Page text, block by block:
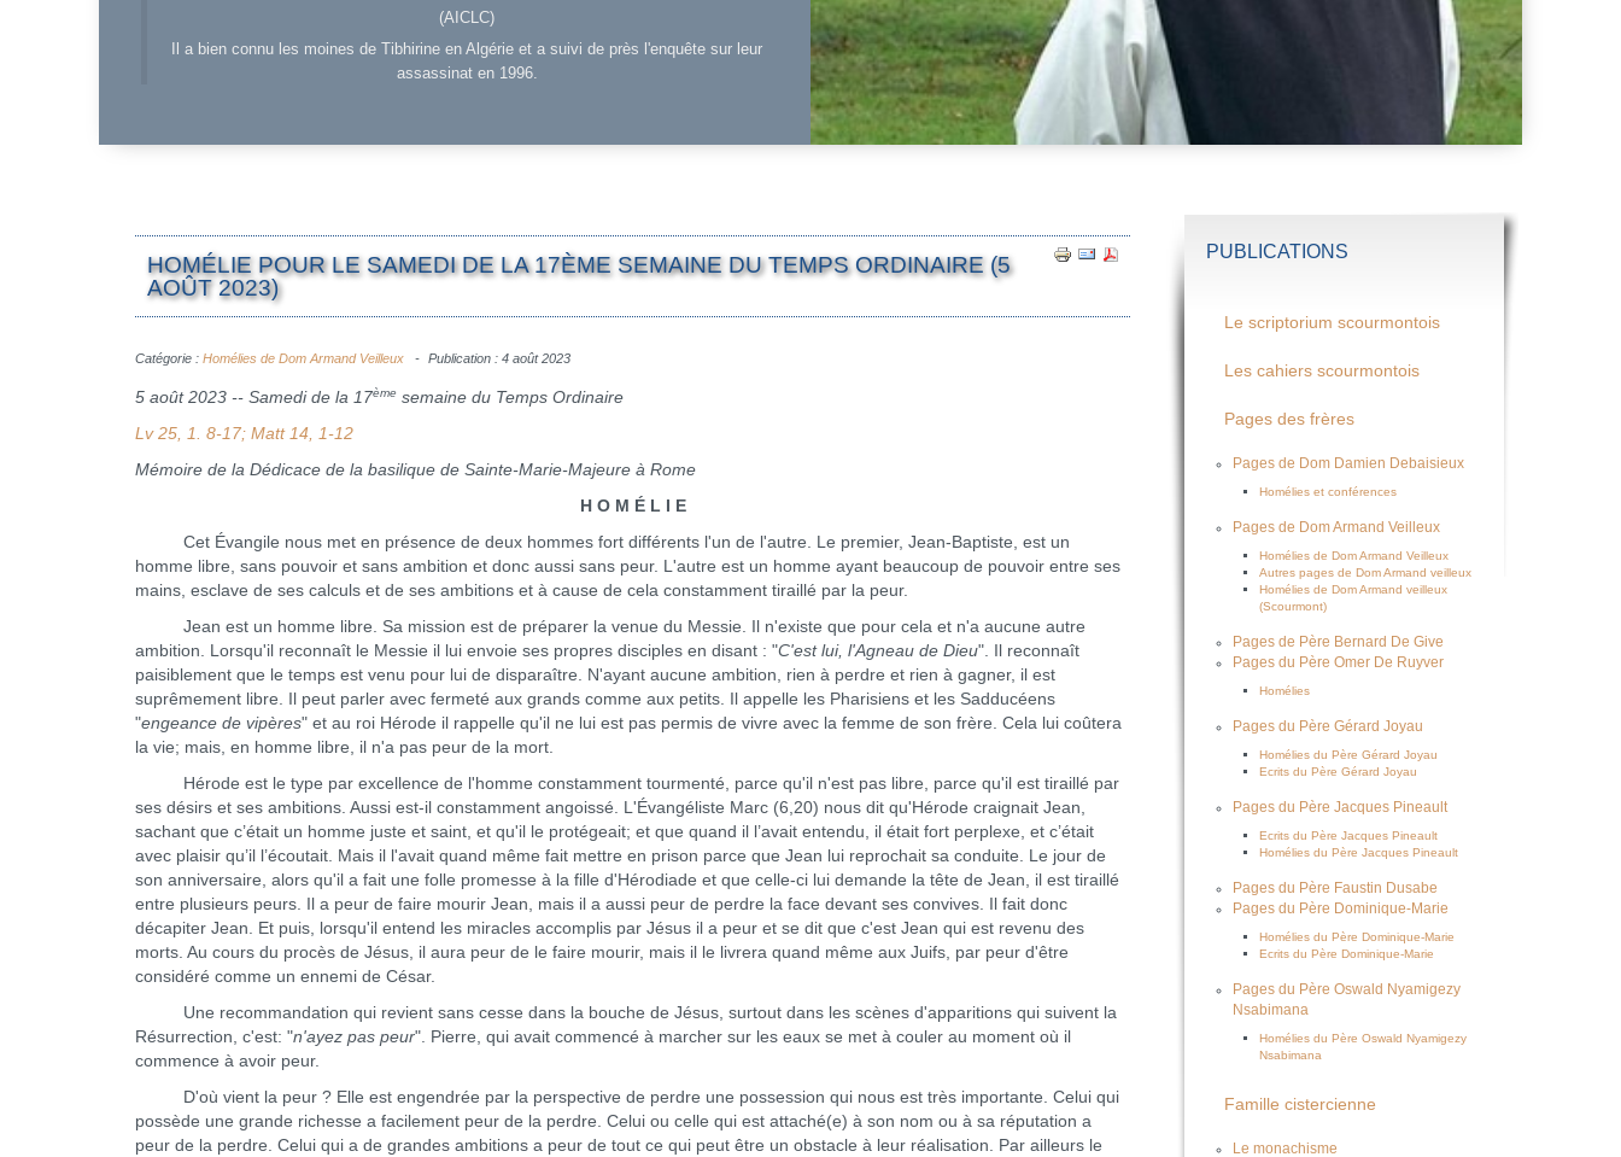
(AICLC)
Il a bien connu les moines de Tibhirine en Algérie et a suivi de près l'enquête sur leur
assassinat en 1996.
HOMÉLIE POUR LE SAMEDI DE LA 17ÈME SEMAINE DU TEMPS ORDINAIRE (5
AOÛT 2023)
Catégorie : Homélies de Dom Armand Veilleux Publication : 4 août 2023
5 août 2023 -- Samedi de la 17ème semaine du Temps Ordinaire
Lv 25, 1. 8-17; Matt 14, 1-12
Mémoire de la Dédicace de la basilique de Sainte-Marie-Majeure à Rome
H O M É L I E
Cet Évangile nous met en présence de deux hommes fort différents l'un de l'autre. Le premier, Jean-Baptiste, est un
homme libre, sans pouvoir et sans ambition et donc aussi sans peur. L'autre est un homme ayant beaucoup de pouvoir entre ses
mains, esclave de ses calculs et de ses ambitions et à cause de cela constamment tiraillé par la peur.
Jean est un homme libre. Sa mission est de préparer la venue du Messie. Il n'existe que pour cela et n'a aucune autre
ambition. Lorsqu'il reconnaît le Messie il lui envoie ses propres disciples en disant : "C'est lui, l'Agneau de Dieu". Il reconnaît
paisiblement que le temps est venu pour lui de disparaître. N'ayant aucune ambition, rien à perdre et rien à gagner, il est
suprêmement libre. Il peut parler avec fermeté aux grands comme aux petits. Il appelle les Pharisiens et les Sadducéens
"engeance de vipères" et au roi Hérode il rappelle qu'il ne lui est pas permis de vivre avec la femme de son frère. Cela lui coûtera
la vie; mais, en homme libre, il n'a pas peur de la mort.
Hérode est le type par excellence de l'homme constamment tourmenté, parce qu'il n'est pas libre, parce qu'il est tiraillé par
ses désirs et ses ambitions. Aussi est-il constamment angoissé. L'Évangéliste Marc (6,20) nous dit qu'Hérode craignait Jean,
sachant que c’était un homme juste et saint, et qu'il le protégeait; et que quand il l’avait entendu, il était fort perplexe, et c’était
avec plaisir qu’il l’écoutait. Mais il l'avait quand même fait mettre en prison parce que Jean lui reprochait sa conduite. Le jour de
son anniversaire, alors qu'il a fait une folle promesse à la fille d'Hérodiade et que celle-ci lui demande la tête de Jean, il est tiraillé
entre plusieurs peurs. Il a peur de faire mourir Jean, mais il a aussi peur de perdre la face devant ses convives. Il fait donc
décapiter Jean. Et puis, lorsqu'il entend les miracles accomplis par Jésus il a peur et se dit que c'est Jean qui est revenu des
morts. Au cours du procès de Jésus, il aura peur de le faire mourir, mais il le livrera quand même aux Juifs, par peur d'être
considéré comme un ennemi de César.
Une recommandation qui revient sans cesse dans la bouche de Jésus, surtout dans les scènes d'apparitions qui suivent la
Résurrection, c'est: "n'ayez pas peur". Pierre, qui avait commencé à marcher sur les eaux se met à couler au moment où il
commence à avoir peur.
D'où vient la peur ? Elle est engendrée par la perspective de perdre une possession qui nous est très importante. Celui qui
possède une grande richesse a facilement peur de la perdre. Celui ou celle qui est attaché(e) à son nom ou à sa réputation a
peur de la perdre. Celui qui a de grandes ambitions a peur de tout ce qui peut être un obstacle à leur réalisation. Par ailleurs le
PUBLICATIONS
Le scriptorium scourmontois
Les cahiers scourmontois
Pages des frères
Pages de Dom Damien Debaisieux
Homélies et conférences
Pages de Dom Armand Veilleux
Homélies de Dom Armand Veilleux
Autres pages de Dom Armand veilleux
Homélies de Dom Armand veilleux
(Scourmont)
Pages de Père Bernard De Give
Pages du Père Omer De Ruyver
Homélies
Pages du Père Gérard Joyau
Homélies du Père Gérard Joyau
Ecrits du Père Gérard Joyau
Pages du Père Jacques Pineault
Ecrits du Père Jacques Pineault
Homélies du Père Jacques Pineault
Pages du Père Faustin Dusabe
Pages du Père Dominique-Marie
Homélies du Père Dominique-Marie
Ecrits du Père Dominique-Marie
Pages du Père Oswald Nyamigezy
Nsabimana
Homélies du Père Oswald Nyamigezy
Nsabimana
Famille cistercienne
Le monachisme